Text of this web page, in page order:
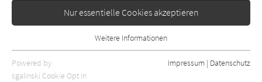
Nur essentielle Cookies akzeptieren
Essentielle Cookies werden für grundlegende Funktionen der
Webseite benötigt. Dadurch ist gewährleistet, dass die Webseite
Weitere Informationen
Powered by
sgalinski Cookie Opt In
Impressum | Datenschutz